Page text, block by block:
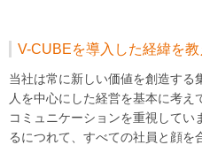
V-CUBEを導入した経緯を教
当社は常に新しい価値を創造する
人を中心にした経営を基本に考
コミュニケーションを重視してい
るにつれて、すべての社員と顔を